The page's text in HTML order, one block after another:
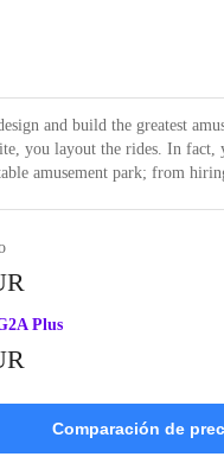
and build the greatest
you layout the rides. In fact,
amusement park; from
Plus
Comparación de